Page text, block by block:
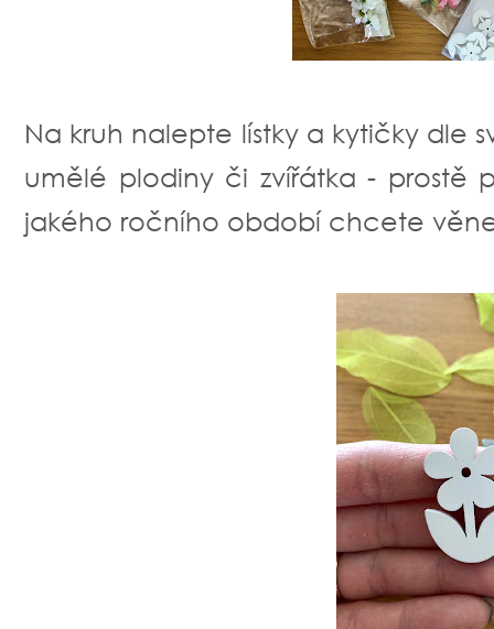
Na kruh nalepte lístky a kytičky dle
umělé plodiny či zvířátka -
jakého ročního období chcete